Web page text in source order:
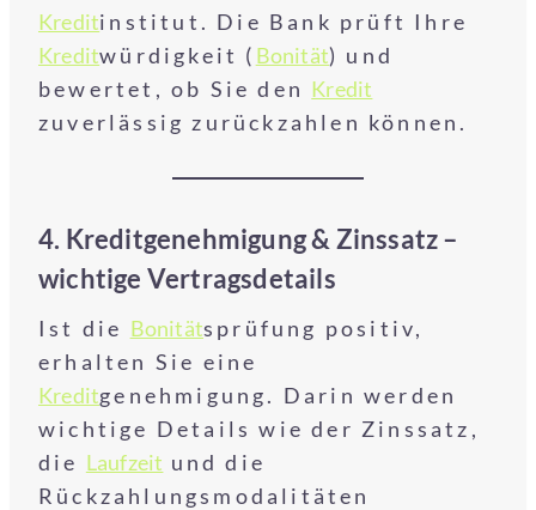
Kreditinstitut. Die Bank prüft Ihre
Kreditwürdigkeit ( Bonität) und
bewertet, ob Sie den Kredit
zuverlässig zurückzahlen können.
4. Kreditgenehmigung & Zinssatz –
wichtige Vertragsdetails
Ist die Bonitätsprüfung positiv,
erhalten Sie eine
Kreditgenehmigung. Darin werden
wichtige Details wie der Zinssatz,
die Laufzeit und die
Rückzahlungsmodalitäten